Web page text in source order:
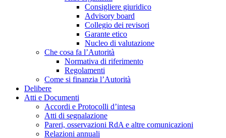
Consigliere giuridico
Advisory board
Collegio dei revisori
Garante etico
Nucleo di valutazione
Che cosa fa l’Autorità
Normativa di riferimento
Regolamenti
Come si finanzia l’Autorità
Delibere
Atti e Documenti
Accordi e Protocolli d’intesa
Atti di segnalazione
Pareri, osservazioni RdA e altre comunicazioni
Relazioni annuali